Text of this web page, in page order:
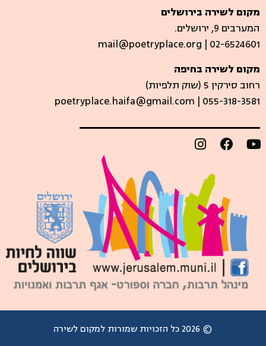
מקום לשירה בירושלים
המערבים 9, ירושלים.
mail@poetryplace.org | 02-6524601
מקום לשירה בחיפה
רחוב סירקין 5 (שוק תלפיות)​
poetryplace.haifa@gmail.com | ​055-318-3581
© 2026 כל הזכויות שמורות למקום לשירה